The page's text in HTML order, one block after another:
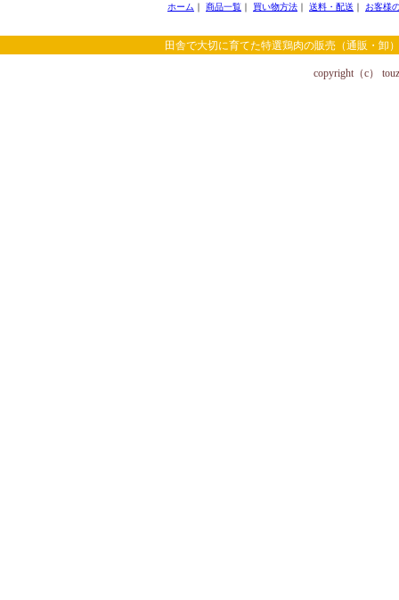
ホーム ｜ 商品一覧 ｜ 買い物方法 ｜ 送料・配送 ｜ お客様
田舎で大切に育てた特選鶏肉の販売（通販・卸
copyright（c）